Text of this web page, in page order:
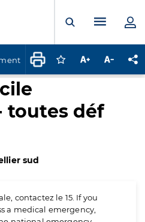
Ouvrir laMenu
Connectez-vous
Augmenter la
toutes déf
sud
contactez le 15. If you
a medical emergency,